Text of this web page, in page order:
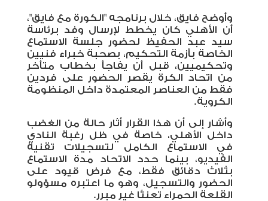
وأوضح فايق، خلال برنامجه "الكورة مع فايق"،
أن الأهلي كان يخطط لإرسال وفد برئاسة
سيد عبد الحفيظ لحضور جلسة الاستماع
الخاصة بأزمة التحكيم، بصحبة خبراء فنيين
وتحكيميين، قبل أن يفاجأ بخطاب متأخر
من اتحاد الكرة يقصر الحضور على فردين
فقط من العناصر المعتمدة داخل المنظومة
الكروية.
وأشار إلى أن هذا القرار أثار حالة من الغضب
داخل الأهلي، خاصة في ظل رغبة النادي
في الاستماع الكامل لتسجيلات تقنية
الفيديو، بينما حدد الاتحاد مدة الاستماع
بثلاث دقائق فقط، مع فرض قيود على
الحضور والتسجيل، وهو ما اعتبره مسؤولو
القلعة الحمراء تعنتًا غير مبرر .